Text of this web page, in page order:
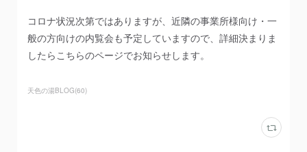
コロナ状況次第ではありますが、近隣の事業所様向け・一
般の方向けの内覧会も予定していますので、詳細決まりま
したらこちらのページでお知らせします。
天色の湯BLOG(60)